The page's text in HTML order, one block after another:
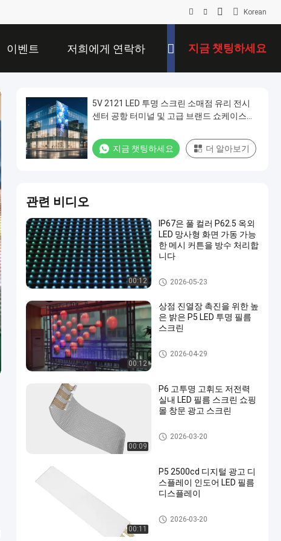
Korean
이벤트 저희에게 연락하
십시오
지금 챗팅하세요
5V 2121 LED 투명 스크린 소매점 유리 전시
센터 공항 터미널 및 고급 브랜드 쇼케이스를
지금 챗팅하세요 더 알아보기
관련 비디오
00:12
IP67은 풀 컬러 P62.5 옥외
LED 망사형 화면 가동 가능
한 메시 커튼을 방수 처리합
니다
LED 메쉬 화면
2026-05-23
00:12
상점 진열장 촉진을 위한 높
은 밝은 P5 LED 투명 필름
스크린
투명 필름 화면을 LED
2026-04-29
00:09
P6 고투명 고휘도 저전력
실내 LED 필름 스크린 쇼핑
몰 창문 광고 스크린
투명 필름 화면을 LED
2026-03-20
00:11
P5 2500cd 디지털 광고 디
스플레이 인도어 LED 필름
디스플레이
투명 필름 화면을 LED
2026-03-20